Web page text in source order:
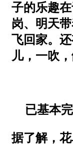
子的乐趣
岗、明天
飞回家。
儿，一吹
已基本
据了解，